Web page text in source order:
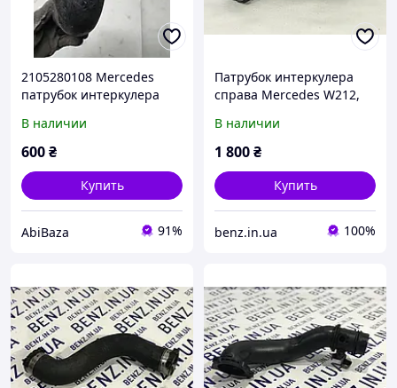
2105280108 Mercedes
патрубок интеркулера
В наличии
600₴
Купить
AbiBaza 91%
Патрубок интеркулера
справа Mercedes W212,
В наличии
1 800₴
Купить
benz.in.ua 100%